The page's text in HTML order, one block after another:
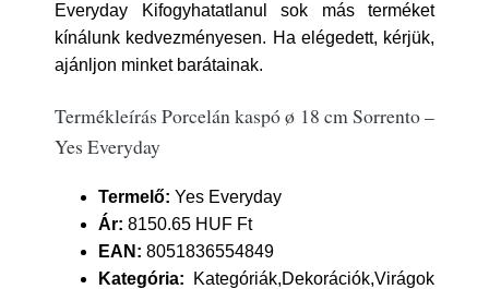
Everyday Kifogyhatatlanul sok más terméket
kínálunk kedvezményesen. Ha elégedett, kérjük,
ajánljon minket barátainak.
Termékleírás Porcelán kaspó ø 18 cm Sorrento –
Yes Everyday
Termelő: Yes Everyday
Ár: 8150.65 HUF Ft
EAN: 8051836554849
Kategória: Kategóriák,Dekorációk,Virágok